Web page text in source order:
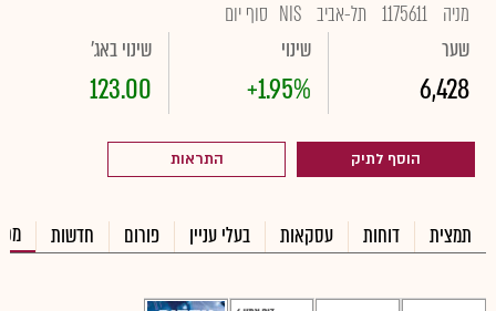
מניה 1175611 תל-אביב NIS סוף יום
שער
6,428
שינוי
+1.95%
שינוי באג'
123.00
הוסף לתיק התראות
תמצית דוחות עסקאות בעלי עניין פורום חדשות